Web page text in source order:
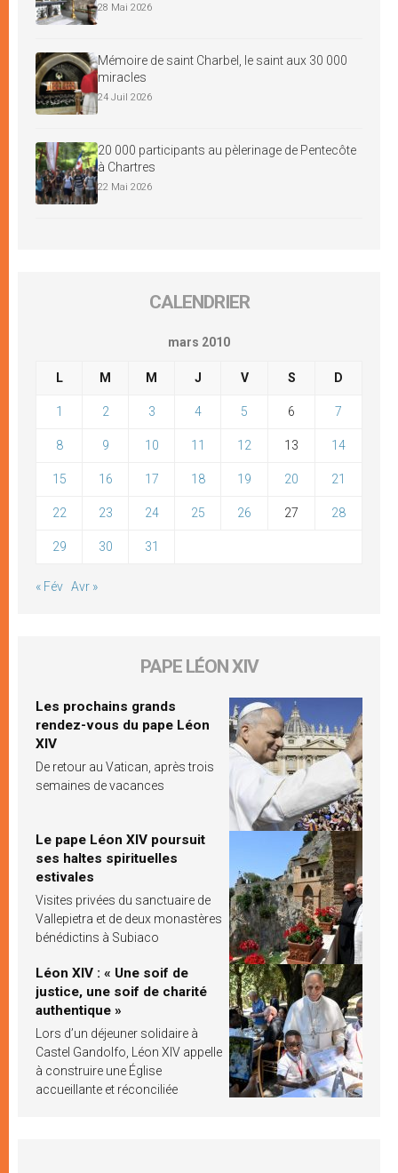
28 Mai 2026
Mémoire de saint Charbel, le saint aux 30 000
miracles
24 Juil 2026
20 000 participants au pèlerinage de Pentecôte
à Chartres
22 Mai 2026
CALENDRIER
mars 2010
L M M J V S D
1 2 3 4 5 6 7
8 9 10 11 12 13 14
15 16 17 18 19 20 21
22 23 24 25 26 27 28
29 30 31
« Fév Avr »
PAPE LÉON XIV
Les prochains grands
rendez-vous du pape Léon
XIV
De retour au Vatican, après trois
semaines de vacances
Le pape Léon XIV poursuit
ses haltes spirituelles
estivales
Visites privées du sanctuaire de
Vallepietra et de deux monastères
bénédictins à Subiaco
Léon XIV : « Une soif de
justice, une soif de charité
authentique »
Lors d’un déjeuner solidaire à
Castel Gandolfo, Léon XIV appelle
à construire une Église
accueillante et réconciliée